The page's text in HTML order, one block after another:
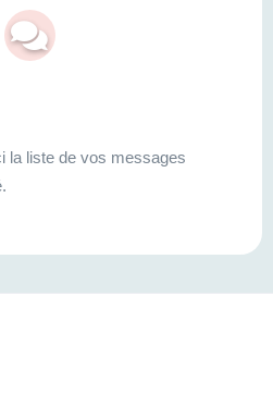
la liste de vos messages